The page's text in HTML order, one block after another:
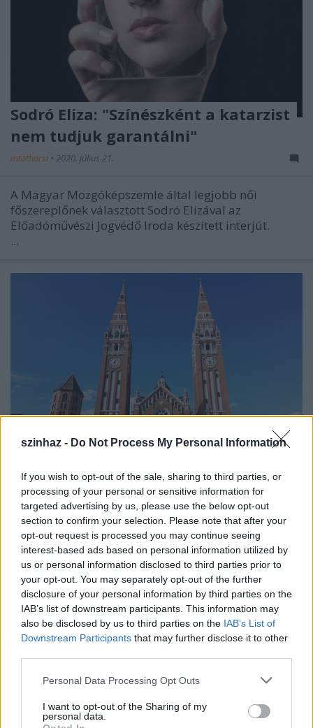
szinhaz - Do Not Process My Personal Information
If you wish to opt-out of the sale, sharing to third parties, or
processing of your personal or sensitive information for
targeted advertising by us, please use the below opt-out
section to confirm your selection. Please note that after your
opt-out request is processed you may continue seeing
interest-based ads based on personal information utilized by
us or personal information disclosed to third parties prior to
your opt-out. You may separately opt-out of the further
disclosure of your personal information by third parties on the
IAB’s list of downstream participants. This information may
also be disclosed by us to third parties on the IAB’s List of
Downstream Participants that may further disclose it to other
Please note that this website/app uses one or more Google
not limited to your visit or usage behaviour. You may click to
grant or deny consent to Google and its third-party tags to
Personal Data Processing Opt Outs
I want to opt-out of the Sharing of my
personal data.
Sodró Eliza: "Színészként a katarzist
nem tudjuk garantálni"
mtothorsi • 2020. július 21.
A Magyar Mozgóképszemle által legjobb női
főszereplőnek választott Sodró Elizával az
Előadóművészi Jogvédő Iroda készített interjút.
...
Épül a Dóm téri szabadtéri színpad
mtothorsi•2020. július 16.
Megkezdődött a Szegedi Szabadtéri Játékok Dóm
téri játszóhelyének építése. A fesztivál ikonikus
helyszínének számító téren elsőként ...